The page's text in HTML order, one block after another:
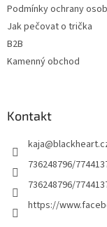
Podmínky ochrany
Jak pečovat o trička
B2B
Kamenný obchod
Kontakt
kaja@
736248796/
736248796/
https://